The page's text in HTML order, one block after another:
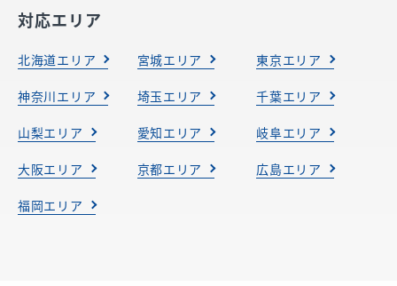
対応エリア
北海道エリア 宮城エリア 東京エリア
神奈川エリア 埼玉エリア 千葉エリア
山梨エリア 愛知エリア 岐阜エリア
大阪エリア 京都エリア 広島エリア
福岡エリア